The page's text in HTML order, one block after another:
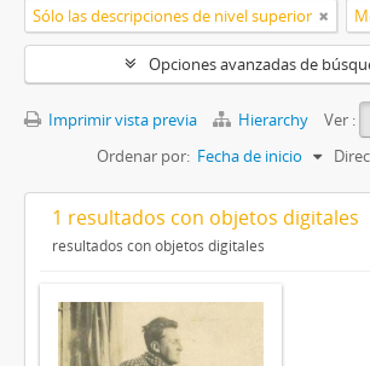
Sólo las descripciones de nivel superior
Opciones avanzadas de
Imprimir vista previa Hierarchy
Ver :
Ordenar por: Fecha de inicio
1 resultados con objetos digitales
resultados con objetos digitales